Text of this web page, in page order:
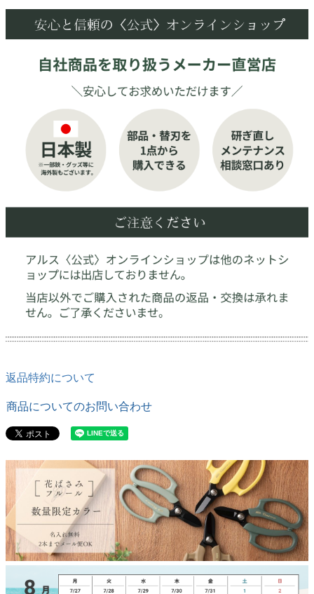
返品特約について
商品についてのお問い合わせ